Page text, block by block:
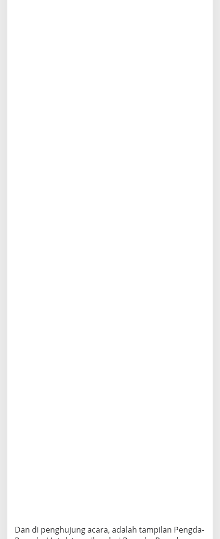
Dan di penghujung acara, adalah tampilan Pengda-